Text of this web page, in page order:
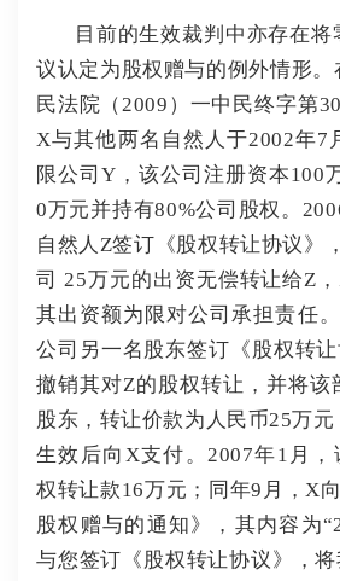
目前的生效裁判中亦存在
议认定为股权赠与的例外情形。
民法院（2009）一中民终字第
X与其他两名自然人于2002年7
限公司Y，该公司注册资本100
0万元并持有80%公司股权。
自然人Z签订《股权转让协议》
司 25万元的出资无偿转让给Z
其出资额为限对公司承担责任。
公司另一名股东签订《股权转
撤销其对Z的股权转让，并将该
股东，转让价款为人民币25万
生效后向X支付。2007年1月
权转让款16万元； 同年9月，X
股权赠与的通知》，其内容为
与您签订《股权转让协议》，